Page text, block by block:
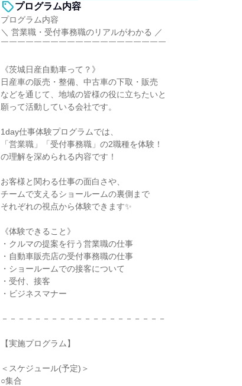
プログラム内容
プログラム内容
＼ 営業職・受付事務職のリアルがわかる ／
￣￣￣￣￣￣￣￣￣￣￣￣￣￣￣￣￣￣￣￣
《茨城日産自動車って？》
日産車の販売・整備、中古車の下取・販売
などを通じて、地域の皆様の役に立ちたいと
願って活動している会社です。
1day仕事体験プログラムでは、
「営業職」「受付事務職」の2職種を体験！
の理解を深められる内容です！
お客様と関わる仕事の面白さや、
チームで支えるショールームの裏側まで
それぞれの視点から体験できます✨
《体験できること》
・クルマの提案を行う営業職の仕事
・自動車販売店の受付事務職の仕事
・ショールームでの接客について
・受付、接客
・ビジネスマナー
－－－－－－－－－－－－－－－－－－－－
【実施プログラム】
＜スケジュール(予定)＞
○集合